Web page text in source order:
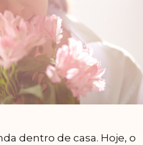
dentro de casa. Hoje, o